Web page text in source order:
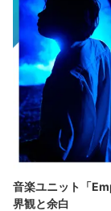
音楽ユニット「
界観と余白